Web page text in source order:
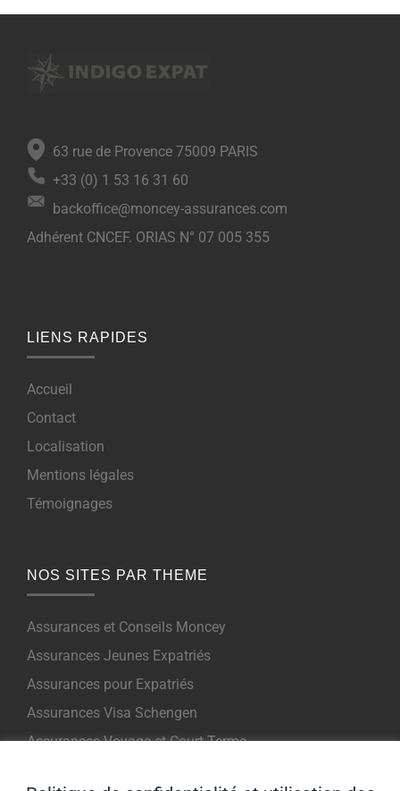
63 rue de Provence 75009 PARIS
+33 (0) 1 53 16 31 60
backoffice@moncey-assurances.com
Adhérent CNCEF. ORIAS N° 07 005 355
LIENS RAPIDES
Accueil
Contact
Localisation
Mentions légales
Témoignages
NOS SITES PAR THEME
Assurances et Conseils Moncey
Assurances Jeunes Expatriés
Assurances pour Expatriés
Assurances Visa Schengen
Assurances Voyage et Court Terme